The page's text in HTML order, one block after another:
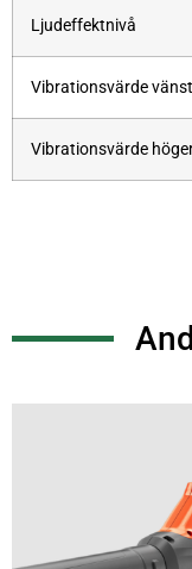
Ljudeffektnivå
Vibrationsvärde
Vibrationsvärde